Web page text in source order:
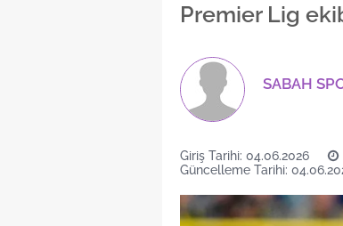
Premier Lig
SABAH
Giriş Tarihi: 04.06.2026
Güncelleme Tarihi: